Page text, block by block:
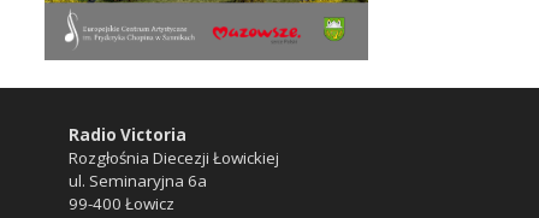
Radio Victoria
Rozgłośnia Diecezji Łowickiej
ul. Seminaryjna 6a
99-400 Łowicz